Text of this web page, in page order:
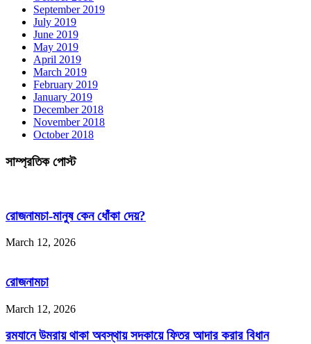
September 2019
July 2019
June 2019
May 2019
April 2019
March 2019
February 2019
January 2019
December 2018
November 2018
October 2018
সাম্প্রতিক পোস্ট
রোজনামচা-মানুষ কেন ধোঁকা দেয়?
March 12, 2026
রোজনামচা
March 12, 2026
রমযানে উমরায় থাকা অবস্থায় সদকায়ে ফিতর আদার করার বিধান